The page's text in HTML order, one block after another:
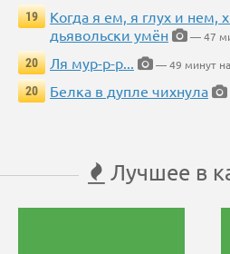
19
Когда я ем, я глух и нем,
дьявольски умён
— 47
20
Ля мур-р-р...
— 49 минут
20
Белка в дупле чихнула
Лучшее в